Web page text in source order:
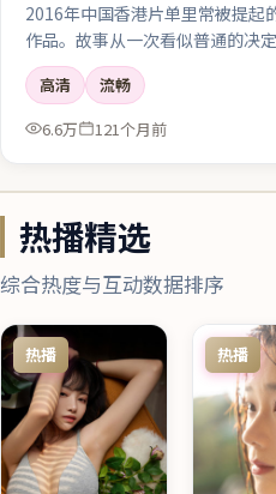
2016年中国香港片单里常被提起
作品。故事从一次看似普通的决
把人物推向无法回头的岔路；剪辑
绪像潮水一样有涨有落。
高清
流畅
6.6万
121个月前
热播精选
综合热度与互动数据排序
热播 热播